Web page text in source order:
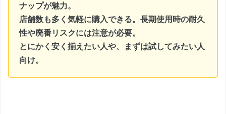
ナップが魅力。
店舗数も多く気軽に購入できる。長期使用時の耐久
性や廃番リスクには注意が必要。
とにかく安く揃えたい人や、まずは試してみたい人
向け。